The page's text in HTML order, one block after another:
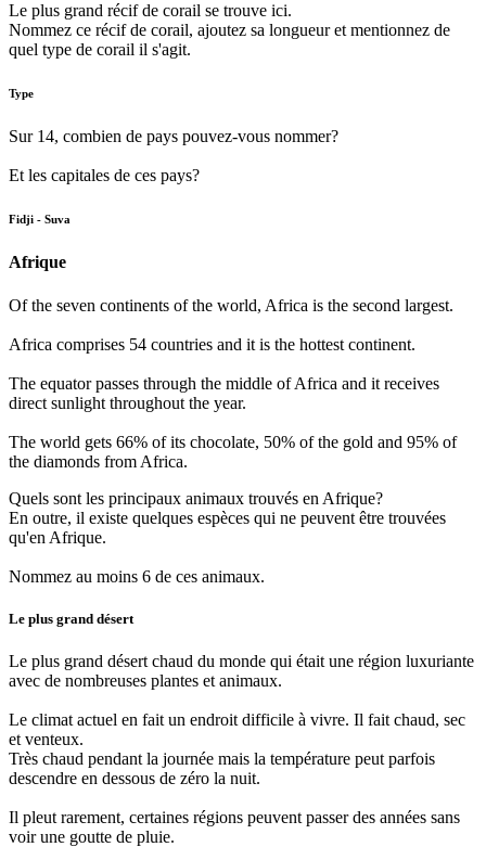
Le plus grand récif de corail se trouve ici.
Nommez ce récif de corail, ajoutez sa longueur et mentionnez de
quel type de corail il s'agit.
Type
Sur 14, combien de pays pouvez-vous nommer?
Et les capitales de ces pays?
Fidji - Suva
Afrique
Of the seven continents of the world, Africa is the second largest.
Africa comprises 54 countries and it is the hottest continent.
The equator passes through the middle of Africa and it receives
direct sunlight throughout the year.
The world gets 66% of its chocolate, 50% of the gold and 95% of
the diamonds from Africa.
Quels sont les principaux animaux trouvés en Afrique?
En outre, il existe quelques espèces qui ne peuvent être trouvées
qu'en Afrique.
Nommez au moins 6 de ces animaux.
Le plus grand désert
Le plus grand désert chaud du monde qui était une région luxuriante
avec de nombreuses plantes et animaux.
Le climat actuel en fait un endroit difficile à vivre. Il fait chaud, sec
et venteux.
Très chaud pendant la journée mais la température peut parfois
descendre en dessous de zéro la nuit.
Il pleut rarement, certaines régions peuvent passer des années sans
voir une goutte de pluie.